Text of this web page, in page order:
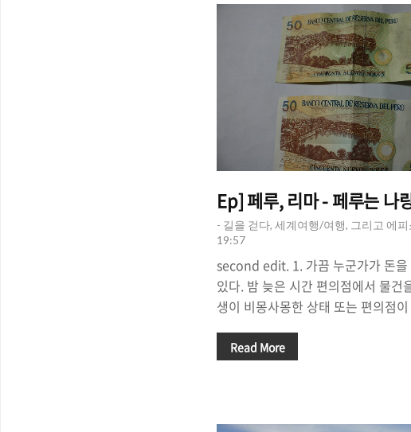
고, 마추픽추는 폐쇄되었다. 사람들
잡고 있었고, 수백 미터 협곡 아래로
려는 사람들 때문에 마추픽추의 입
워 보였다. 나는 걸었다. 약간의 비가
Ep] 페루, 리마 - 페루는 나
- 길을 걷다, 세계여행/여행, 그리고 에피
19:57
second edit. 1. 가끔 누군가가 돈을
있다. 밤 늦은 시간 편의점에서 물건
생이 비몽사몽한 상태 또는 편의점
되지 않았을 때. 그럴 때 가끔은, 돈
Read More